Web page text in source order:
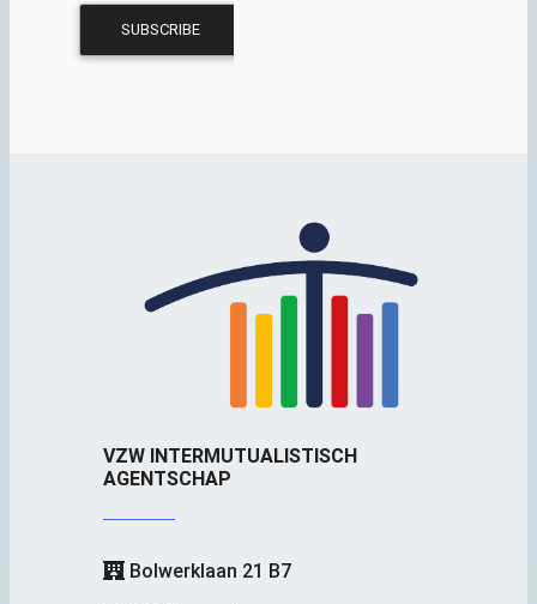
VZW INTERMUTUALISTISCH
AGENTSCHAP
Bolwerklaan 21 B7